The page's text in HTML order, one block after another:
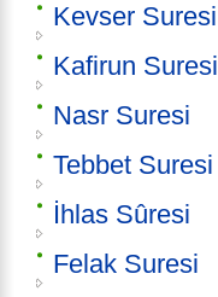
Kevser Suresi
Kafirun Suresi
Nasr Suresi
Tebbet Suresi
İhlas Sûresi
Felak Suresi